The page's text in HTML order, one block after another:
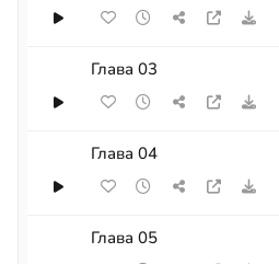
Глава 03
Глава 04
Глава 05